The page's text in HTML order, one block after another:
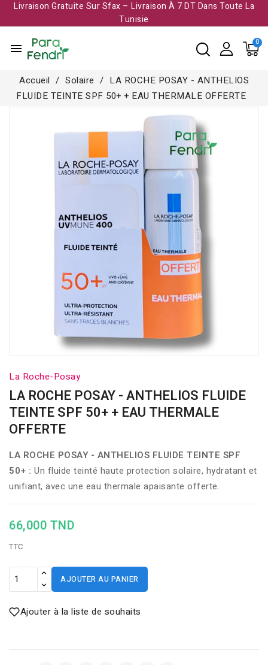
Livraison Gratuite Sur Sfax – Livraison À 7 DT Dans Toute La
Tunisie​
menu
Accueil Solaire
LA ROCHE POSAY - ANTHELIOS
FLUIDE TEINTE SPF 50+ + EAU THERMALE OFFERTE
La Roche-Posay
LA ROCHE POSAY - ANTHELIOS FLUIDE
TEINTE SPF 50+ + EAU THERMALE
OFFERTE
LA ROCHE POSAY - ANTHELIOS FLUIDE TEINTE SPF
50+ : Un fluide teinté haute protection solaire, hydratant et
unifiant, avec une eau thermale apaisante offerte.
66,000 TND
TTC
AJOUTER AU PANIER
Ajouter à la liste de souhaits